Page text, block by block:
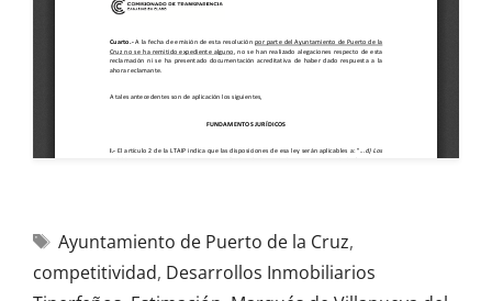
Ayuntamiento de Puerto de la Cruz,
competitividad, Desarrollos Inmobiliarios